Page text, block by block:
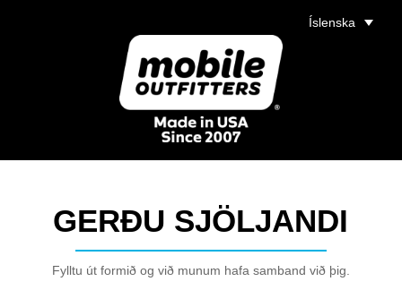
Íslenska
GERÐU SJÖLJANDI
Fylltu út formið og við munum hafa samband við þig.